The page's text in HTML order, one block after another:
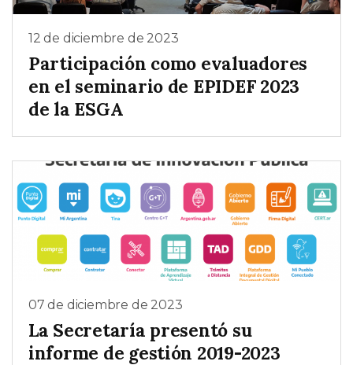
12 de diciembre de 2023
Participación como evaluadores
en el seminario de EPIDEF 2023
de la ESGA
07 de diciembre de 2023
La Secretaría presentó su
informe de gestión 2019-2023